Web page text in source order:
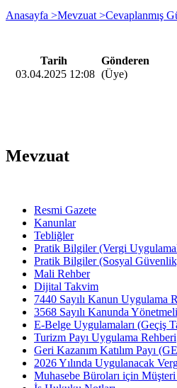
Anasayfa >Mevzuat >Cevaplanmış
Tarih
Gönderen
03.04.2025 12:08 (Üye)
Mevzuat
Resmi Gazete
Kanunlar
Tebliğler
Pratik Bilgiler (Vergi
Pratik Bilgiler (Sosyal
Mali Rehber
Dijital Takvim
7440 Sayılı Kanun Uygulama
3568 Sayılı Kanunda
E-Belge Uygulamaları (Geçiş
Turizm Payı Uygulama Rehberi
Geri Kazanım Katılım Payı
2026 Yılında Uygulanacak
Muhasebe Büroları için